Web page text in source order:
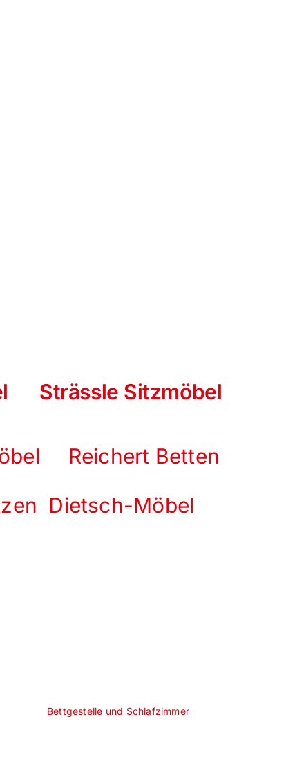
Strässle Sitzmöbel
Reichert Betten
Dietsch-Möbel
Bettgestelle und Schlafzimmer